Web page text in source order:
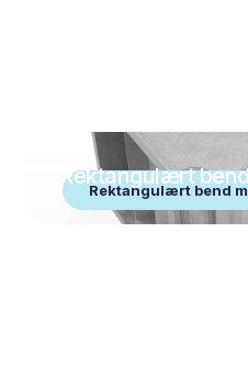
Rektangulært bend
Rektangulært